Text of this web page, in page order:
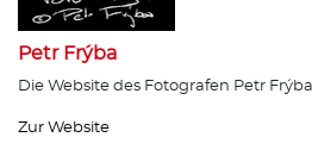
Petr Frýba
Die Website des Fotografen Petr
Zur Website